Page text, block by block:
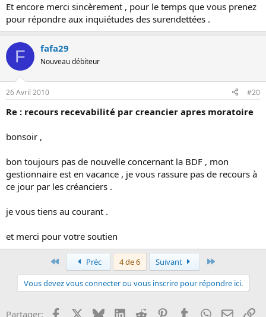
Et encore merci sincèrement , pour le temps que vous prenez
pour répondre aux inquiétudes des surendettées .
F fafa29
Nouveau débiteur
26 Avril 2010 #20
Re : recours recevabilité par creancier apres moratoire
bonsoir ,
bon toujours pas de nouvelle concernant la BDF , mon
gestionnaire est en vacance , je vous rassure pas de recours à
ce jour par les créanciers .
je vous tiens au courant .
et merci pour votre soutien
PremierPréc 4 de 6 Suivant
Vous devez vous connecter ou vous inscrire pour répondre ici.
Partager: Facebook BlueskyLinkedInReddit PinterestTumblrWhatsApp
Email